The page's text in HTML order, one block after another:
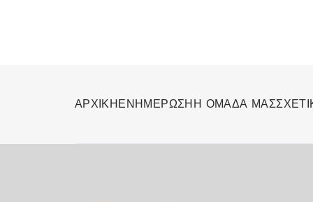
ΑΡΧΙΚΗΕΝΗΜΕΡΩΣΗΗ ΟΜΑΔΑ ΜΑΣ